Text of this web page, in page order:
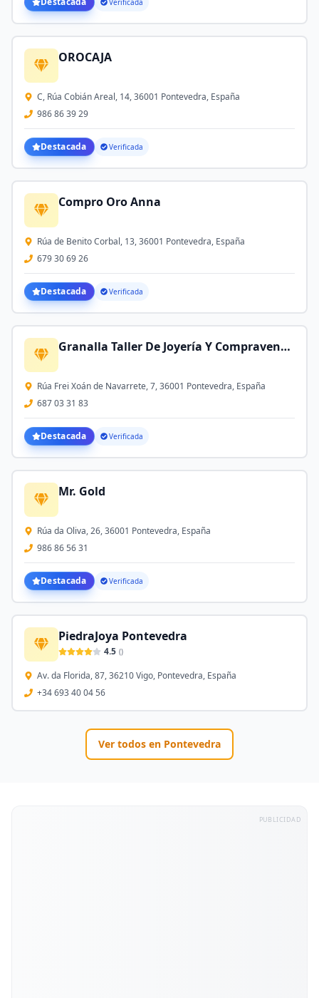
OROCAJA
C, Rúa Cobián Areal, 14, 36001 Pontevedra, España
986 86 39 29
Destacada Verificada
Compro Oro Anna
Rúa de Benito Corbal, 13, 36001 Pontevedra, España
679 30 69 26
Destacada Verificada
Granalla Taller De Joyería Y Compraventa De Oro Y Plata
Rúa Frei Xoán de Navarrete, 7, 36001 Pontevedra, España
687 03 31 83
Destacada Verificada
Mr. Gold
Rúa da Oliva, 26, 36001 Pontevedra, España
986 86 56 31
Destacada Verificada
PiedraJoya Pontevedra
4.5 ()
Av. da Florida, 87, 36210 Vigo, Pontevedra, España
+34 693 40 04 56
Ver todos en Pontevedra
PUBLICIDAD